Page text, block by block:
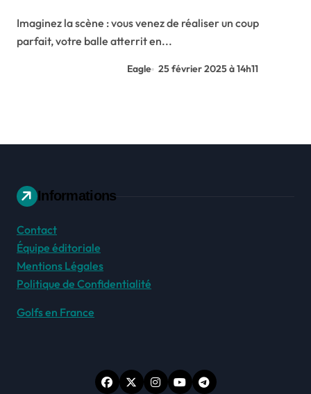
Imaginez la scène : vous venez de réaliser un coup
parfait, votre balle atterrit en...
Eagle 25 février 2025 à 14h11
Informations
Contact
Équipe éditoriale
Mentions Légales
Politique de Confidentialité
Golfs en France